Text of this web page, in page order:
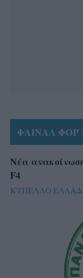
ΦΑΙΝΑΛ
Νέα
F4
ΚΥΠΕΛΛΟ